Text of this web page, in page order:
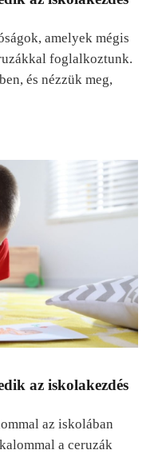
amelyek mégis
foglalkoztunk.
és nézzük meg,
az iskolakezdés
az iskolában
a ceruzák